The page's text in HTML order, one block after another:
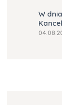
W